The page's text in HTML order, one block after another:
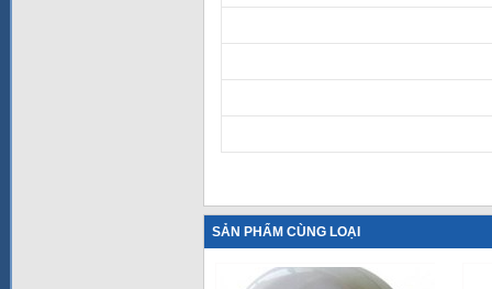
SẢN PHẨM CÙNG LOẠI